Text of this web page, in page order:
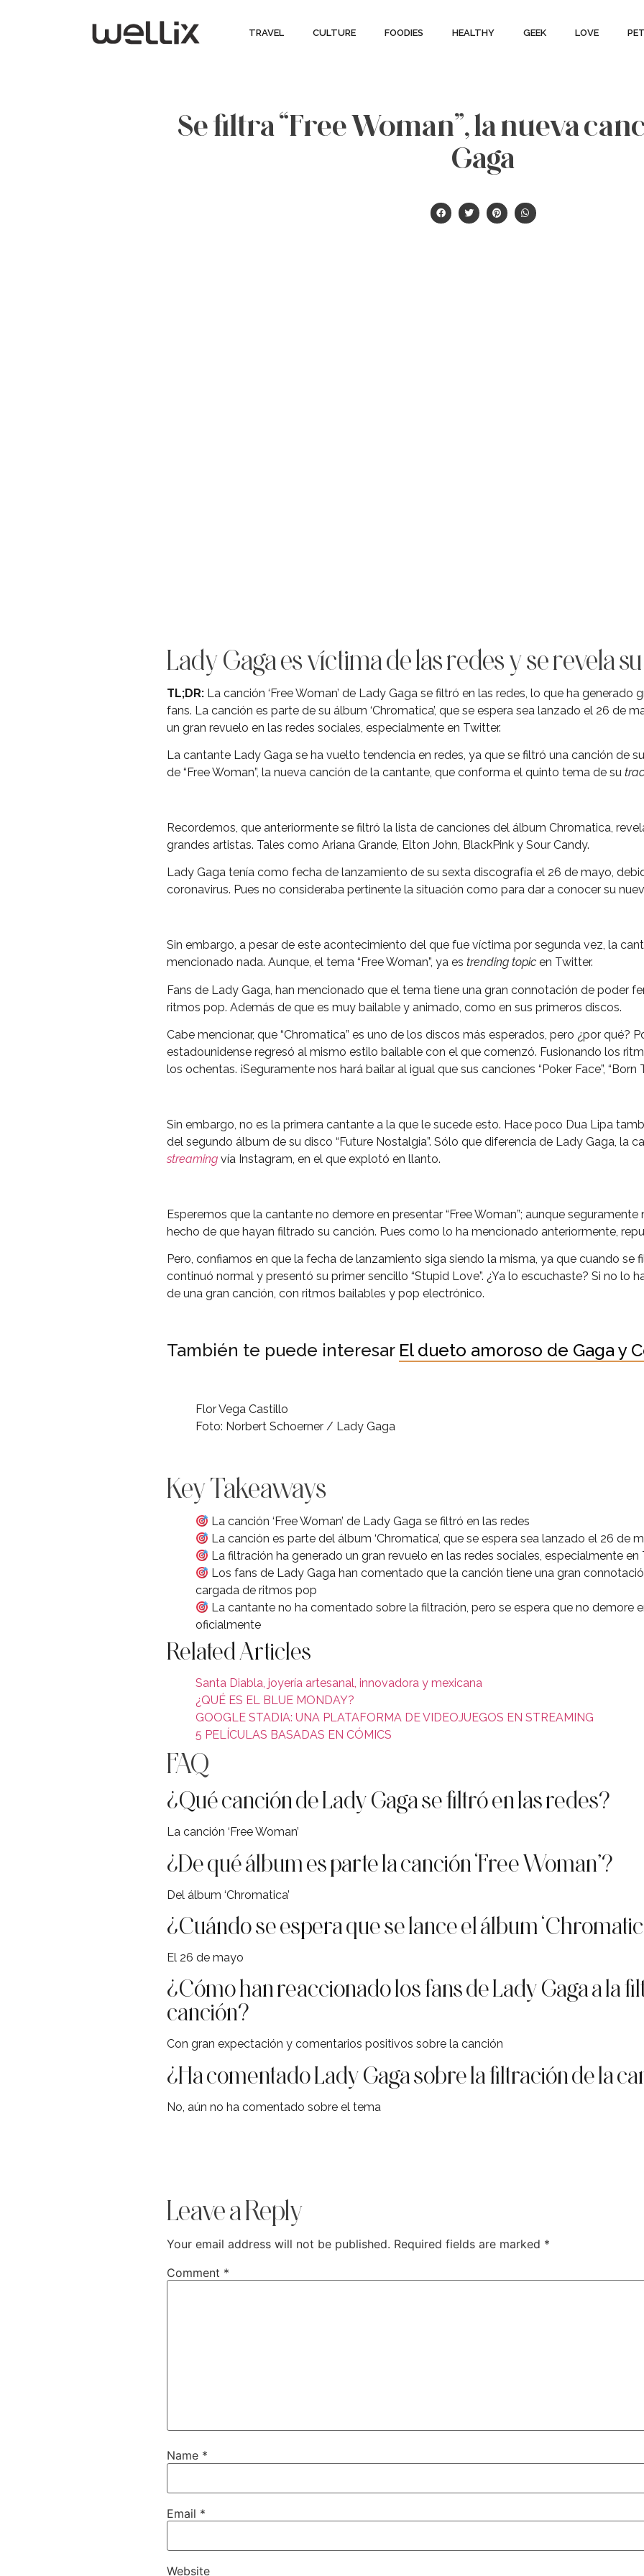
TRAVEL CULTURE FOODIES HEALTHY GEEK LOVE
Se filtra “Free Woman”, la nueva
Gaga
Lady Gaga es víctima de las redes y se revela
TL;DR: La canción ‘Free Woman’ de Lady Gaga se filtró en las redes, lo que ha generado
fans. La canción es parte de su álbum ‘Chromatica’, que se espera sea lanzado el 26 de
un gran revuelo en las redes sociales, especialmente en Twitter.
La cantante Lady Gaga se ha vuelto tendencia en redes, ya que se filtró una canción de
de “Free Woman”, la nueva canción de la cantante, que conforma el quinto tema de su
Recordemos, que anteriormente se filtró la lista de canciones del álbum Chromatica,
grandes artistas. Tales como Ariana Grande, Elton John, BlackPink y Sour Candy.
Lady Gaga tenía como fecha de lanzamiento de su sexta discografía el 26 de mayo,
coronavirus. Pues no consideraba pertinente la situación como para dar a conocer su
Sin embargo, a pesar de este acontecimiento del que fue víctima por segunda vez, la
mencionado nada. Aunque, el tema “Free Woman”, ya es trending topic en Twitter.
Fans de Lady Gaga, han mencionado que el tema tiene una gran connotación de poder
ritmos pop. Además de que es muy bailable y animado, como en sus primeros discos.
Cabe mencionar, que “Chromatica” es uno de los discos más esperados, pero ¿por qué?
estadounidense regresó al mismo estilo bailable con el que comenzó. Fusionando los
los ochentas. ¡Seguramente nos hará bailar al igual que sus canciones “Poker Face”, “Born
Sin embargo, no es la primera cantante a la que le sucede esto. Hace poco Dua Lipa
del segundo álbum de su disco “Future Nostalgia”. Sólo que diferencia de Lady Gaga, la
streaming vía Instagram, en el que explotó en llanto.
Esperemos que la cantante no demore en presentar “Free Woman”; aunque
hecho de que hayan filtrado su canción. Pues como lo ha mencionado anteriormente,
Pero, confiamos en que la fecha de lanzamiento siga siendo la misma, ya que cuando se
continuó normal y presentó su primer sencillo “Stupid Love”. ¿Ya lo escuchaste? Si no lo
de una gran canción, con ritmos bailables y pop electrónico.
También te puede interesar El dueto amoroso de Gaga y
Flor Vega Castillo
Foto: Norbert Schoerner / Lady Gaga
Key Takeaways
La canción ‘Free Woman’ de Lady Gaga se filtró en las redes
La canción es parte del álbum ‘Chromatica’, que se espera sea lanzado el 26 de
La filtración ha generado un gran revuelo en las redes sociales, especialmente en
Los fans de Lady Gaga han comentado que la canción tiene una gran
cargada de ritmos pop
La cantante no ha comentado sobre la filtración, pero se espera que no demore
oficialmente
Related Articles
Santa Diabla, joyería artesanal, innovadora y mexicana
¿QUÉ ES EL BLUE MONDAY?
GOOGLE STADIA: UNA PLATAFORMA DE VIDEOJUEGOS EN STREAMING
5 PELÍCULAS BASADAS EN CÓMICS
FAQ
¿Qué canción de Lady Gaga se filtró en las redes?
La canción ‘Free Woman’
¿De qué álbum es parte la canción ‘Free Woman’?
Del álbum ‘Chromatica’
¿Cuándo se espera que se lance el álbum
El 26 de mayo
¿Cómo han reaccionado los fans de Lady Gaga a la
canción?
Con gran expectación y comentarios positivos sobre la canción
¿Ha comentado Lady Gaga sobre la filtración de la
No, aún no ha comentado sobre el tema
Leave a Reply
Your email address will not be published. Required fields are marked *
Comment *
Name *
Email *
Website